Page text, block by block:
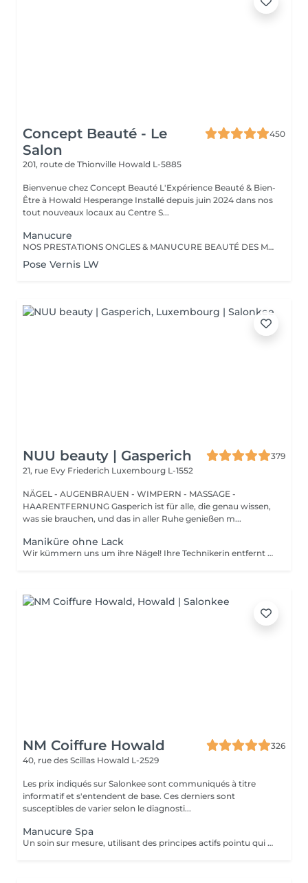
Concept Beauté - Le
Salon
450
201, route de Thionville Howald L-5885
Bienvenue chez Concept Beauté L'Expérience Beauté & Bien-
Être à Howald Hesperange Installé depuis juin 2024 dans nos
tout nouveaux locaux au Centre S...
Manucure
NOS PRESTATIONS ONGLES & MANUCURE BEAUTÉ DES MAINS Manucure & Soin Nourrissant Offrez à vos mains un soin complet avec une manucure experte comprenant : Limage et mise en forme des ongles Soins des cuticules pour un contour net Massage nourrissant avec des soins hydratants ProNails En supplément : Application d'un vernis Longwear ou semi-permanent (en option) Une pause bien-être idéale pour retrouver des mains soignées et élégantes. OPTIONS À LA CARTE Personnalisez votre soin ! Selon vos envies, vous pouvez compléter votre manucure avec : Pose de vernis Longwear Pour une touche de couleur élégante Vernis semi-permanent Tenue parfaite jusqu'à 3 semaines Soin Spa Complet des mains Exfoliation, masque nourrissant et massage profond pour une détente absolue Offrez à vos mains un soin sur-mesure, réalisé par nos professionnelles expertes ! Notre équipe est composée d'expertes hautement qualifiées, dont certaines sont formatrices en onglerie dans notre centre Concept Beauté Distribution. Nous maîtrisons les dernières tendances et techniques pour garantir des prestations d'exception. Besoin d'un conseil personnalisé ? Nous sommes là pour vous guider vers la meilleure option selon votre type d'ongles et votre style de vie. Offrez à vos mains et à vos pieds l'expertise qu'ils méritent avec ProNails et notre équipe d'expertes !
Pose Vernis LW
NUU beauty | Gasperich
379
21, rue Evy Friederich Luxembourg L-1552
NÄGEL - AUGENBRAUEN - WIMPERN - MASSAGE -
HAARENTFERNUNG Gasperich ist für alle, die genau wissen,
was sie brauchen, und das in aller Ruhe genießen m...
Maniküre ohne Lack
Wir kümmern uns um ihre Nägel! Ihre Technikerin entfernt sanft abgestorbene hautzellen, feilt und formt ihre Nägel und poliert die oberfläche für ein glattes, natürliches finish. Unsere meister bieten kantige, hardware- oder kombinierte manicures an, je nach ihren wünschen. Wie wird eine manicure ohne nagellack durchgeführt? - raue haut wird sanft entfernt - die form der nagelplatte wird behutsam korrigiert - die Nagelhaut und seitlichen ränder werden sorgfältig bearbeitet - Nagelhautöl und handcreme werden aufgetragen, um zu pflegen und zu hydratisieren Altersbeschränkung: empfohlen ab 14 Jahren. Nachbehandlungsempfehlungen: es sind keine speziellen Nachbehandlungen erforderlich. Häufigkeit: alle 3 Wochen.
NM Coiffure Howald
326
40, rue des Scillas Howald L-2529
Les prix indiqués sur Salonkee sont communiqués à titre
informatif et s'entendent de base. Ces derniers sont
susceptibles de varier selon le diagnosti...
Manucure Spa
Un soin sur mesure, utilisant des principes actifs pointu qui vous aidera a la restructuration de vos mains ainsi que vos ongles. Une combination parfaite entre exfoliation et masque pour retrouver éclat et hydratation durable .